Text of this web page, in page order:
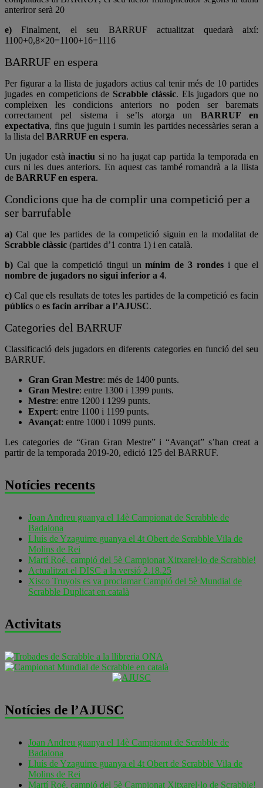
anteriror serà 20
e) Finalment, el seu BARRUF actualitzat quedarà així:
1100+0,8×20=1100+16=1116
BARRUF en espera
Per figurar a la llista de jugadors actius cal tenir més de 10 partides
jugades en competicions de Scrabble clàssic. Els jugadors que no
compleixen les condicions anteriors no poden ser baremats
correctament pel sistema i se’ls atorga un BARRUF en
expectativa, fins que juguin i sumin les partides necessàries seran a
la llista del BARRUF en espera.
Un jugador estàinactiu si no ha jugat cap partida la temporada en
curs ni les dues anteriors. En aquest cas també romandrà a la llista
de BARRUF en espera.
Condicions que ha de complir una competició per a
ser barrufable
a) Cal que les partides de la competició siguin en la modalitat de
Scrabble clàssic (partides d’1 contra 1) i en català.
b) Cal que la competició tingui unmínim de 3 rondes i que el
nombre de jugadors no sigui inferior a 4.
c) Cal que els resultats de totes les partides de la competició es facin
públics o es facin arribar a l’AJUSC.
Categories del BARRUF
Classificació dels jugadors en diferents categories en funció del seu
BARRUF.
Gran Gran Mestre: més de 1400 punts.
Gran Mestre: entre 1300 i 1399 punts.
Mestre: entre 1200 i 1299 punts.
Expert: entre 1100 i 1199 punts.
Avançat: entre 1000 i 1099 punts.
Les categories de “Gran Gran Mestre” i “Avançat” s’han creat a
partir de la temporada 2019-20, edició 125 del BARRUF.
Notícies recents
Joan Andreu guanya el 14è Campionat de Scrabble de
Badalona
Lluís de Yzaguirre guanya el 4t Obert de Scrabble Vila de
Molins de Rei
Martí Roé, campió del 5è Campionat Xitxarel·lo de Scrabble!
Actualitzat el DISC a la versió 2.18.25
Xisco Truyols es va proclamar Campió del 5è Mundial de
Scrabble Duplicat en català
Activitats
Notícies de l’AJUSC
Joan Andreu guanya el 14è Campionat de Scrabble de
Badalona
Lluís de Yzaguirre guanya el 4t Obert de Scrabble Vila de
Molins de Rei
Martí Roé, campió del 5è Campionat Xitxarel·lo de Scrabble!